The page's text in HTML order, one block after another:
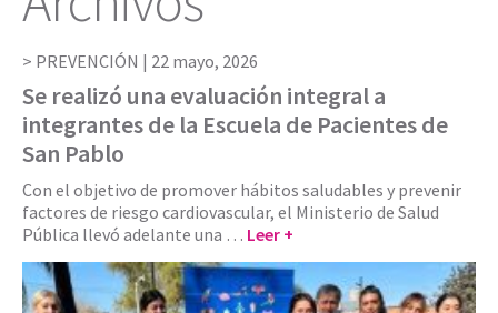
PREVENCIÓN | 22 mayo, 2026
Se realizó una evaluación integral a
integrantes de la Escuela de Pacientes de
San Pablo
Con el objetivo de promover hábitos saludables y prevenir
factores de riesgo cardiovascular, el Ministerio de Salud
Pública llevó adelante una … Leer +